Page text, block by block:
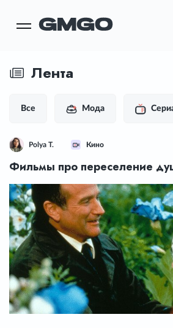
Лента
Все Мода
Polya T. Кино
Фильмы про переселение